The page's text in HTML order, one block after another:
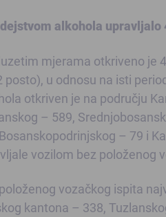
alkohola upravljalo
mjerama otkriveno je
posto), u odnosu na isti
otkriven je na području
– 589,
– 79 i
vozilom bez položenog
vozačkog ispita
kantona – 338,